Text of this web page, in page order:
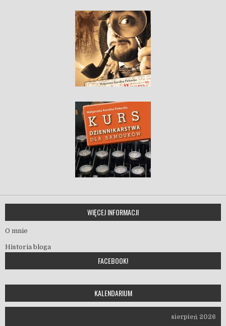
WIĘCEJ INFORMACJI
O mnie
Historia bloga
FACEBOOK!
KALENDARIUM
sierpień 2026